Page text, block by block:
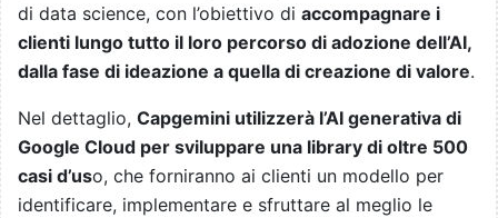
di data science, con l’obiettivo di accompagnare i
clienti lungo tutto il loro percorso di adozione dell’AI,
dalla fase di ideazione a quella di creazione di valore.
Nel dettaglio, Capgemini utilizzerà l’AI generativa di
Google Cloud per sviluppare una library di oltre 500
casi d’uso, che forniranno ai clienti un modello per
identificare, implementare e sfruttare al meglio le